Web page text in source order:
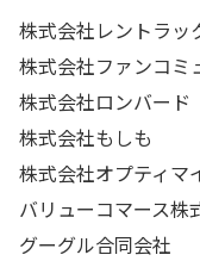
株式会社レントラッ
株式会社ファンコミ
株式会社ロンバード
株式会社もしも
株式会社オプティマ
バリューコマース株
グーグル合同会社